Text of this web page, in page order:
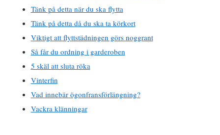
Tänk på detta när du ska flytta
Tänk på detta då du ska ta körkort
Viktigt att flyttstädningen görs noggrant
Så får du ordning i garderoben
5 skäl att sluta röka
Vinterfin
Vad innebär ögonfransförlängning?
Vackra klänningar